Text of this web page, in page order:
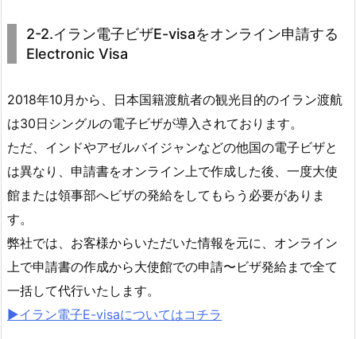
2-2.イラン電子ビザE-visaをオンライン申請する
Electronic Visa
2018年10月から、日本国籍渡航者の観光目的のイラン渡航
は30日シングルの電子ビザが導入されております。
ただ、インドやアゼルバイジャンなどの他国の電子ビザと
は異なり、申請書をオンライン上で作成した後、一度大使
館または領事部へビザの発給をしてもらう必要がありま
す。
弊社では、お客様からいただいた情報を元に、オンライン
上で申請書の作成から大使館での申請〜ビザ発給まで全て
一括して代行いたします。
▶︎イラン電子E-visaについてはコチラ